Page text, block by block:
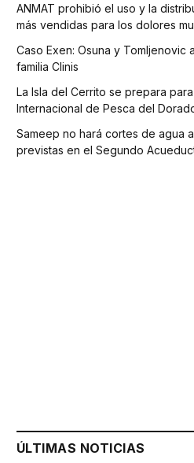
ANMAT prohibió el uso y la
más vendidas para los dolores
Caso Exen: Osuna y Tomljenovic
familia Clinis
La Isla del Cerrito se prepara
Internacional de Pesca del
Sameep no hará cortes de agua
previstas en el Segundo
ÚLTIMAS NOTICIAS